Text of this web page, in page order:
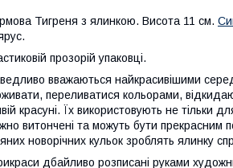
Тигреня з ялинкою. Висота 11 см.
прозорій упаковці.
вважаються найкрасивішими серед
переливатися кольорами,
красуні. Їх використовують не
витончені та можуть бути прекрасним
новорічних кульок зроблять ялинку
дбайливо розписані руками